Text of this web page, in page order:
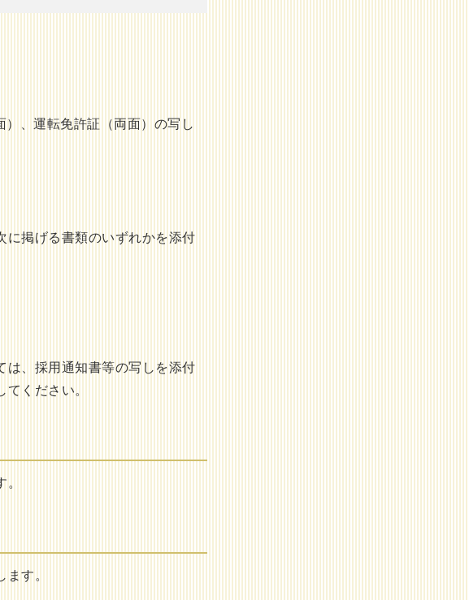
、運転免許証（両面）の写し
に掲げる書類のいずれかを添付
、採用通知書等の写しを添付
ください。
す。